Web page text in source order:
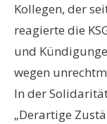
Kollegen, der
reagierte die
und
wegen
In der
„Derartige